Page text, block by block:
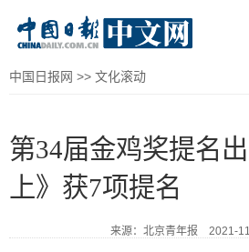
中国日报网 >> 文化滚动
第34届金鸡奖提名
上》获7项提名
来源：北京青年报 2021-